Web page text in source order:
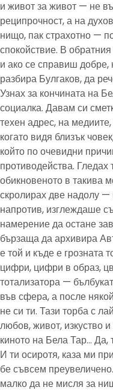
и живот за живот — не
реципрочност, а на
нищо, пак страхотно —
спокойствие. В
и ако се справиш
разбира Булгаков, да
Узнах за кончината на
социалка. Давам си
техен адрес, на
когато видя близък
който по очевидни
противодейства. Гледах
обикновеното в такива
скролирах две надолу —
напротив, изглеждаше
намерение да остане
бързаща да архивира
е той и къде е грозната
цифри, цифри в образ,
тотализатора —
във сфера, а после
не си ти. Тази торба с
любов, живот, изкуство
киното на Бела Тар… Да,
И ти осиротя, каза ми
бе съвсем
малко да не мисля за